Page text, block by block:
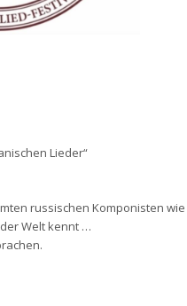
Lieder“
russischen Komponisten wie
Welt kennt …